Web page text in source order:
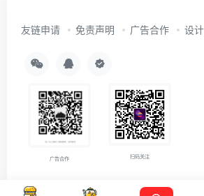
友链申请 免责声明 广告合作 设
广告合作 扫码关注
Copyright © 2026沪ICP备2021007899号-5